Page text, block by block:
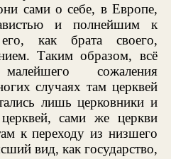
сами о себе, в Европе,
и полнейшим к
как брата своего,
Таким образом, всё
сожаления
случаях там церквей
лишь церковники и
сами же церкви
к переходу из низшего
вид, как государство,